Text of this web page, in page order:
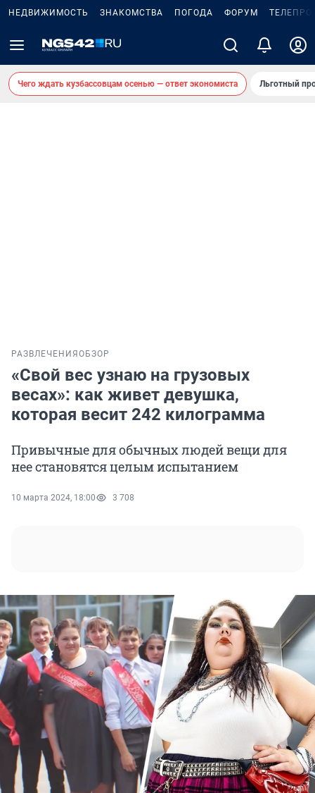
НЕДВИЖИМОСТЬ ЗНАКОМСТВА ПОГОДА ФОРУМ
Чего ждать кузбассовцам осенью — ответ экономиста Льготный
РАЗВЛЕЧЕНИЯ ОБЗОР
«Свой вес узнаю на грузовых
весах»: как живет девушка,
которая весит 242 килограмма
Привычные для обычных людей вещи для
нее становятся целым испытанием
10 марта 2024, 18:00 3 708